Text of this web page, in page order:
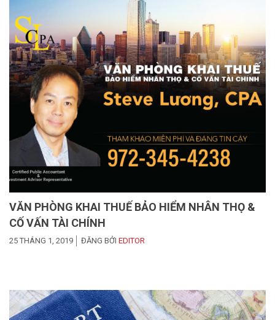
VĂN PHÒNG KHAI THUẾ BẢO HIỂM NHÂN THỌ &
CỐ VẤN TÀI CHÍNH
25 THÁNG 1, 2019 ĐĂNG BỞI EDITOR